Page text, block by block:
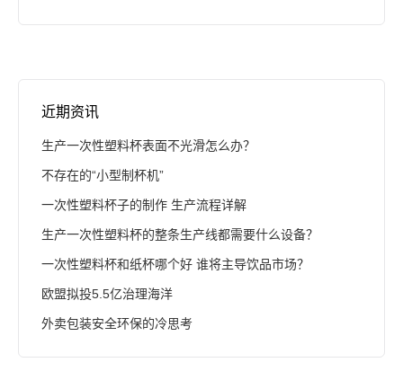
近期资讯
生产一次性塑料杯表面不光滑怎么办？
不存在的“小型制杯机”
一次性塑料杯子的制作 生产流程详解
生产一次性塑料杯的整条生产线都需要什么设备？
一次性塑料杯和纸杯哪个好 谁将主导饮品市场？
欧盟拟投5.5亿治理海洋
外卖包装安全环保的冷思考